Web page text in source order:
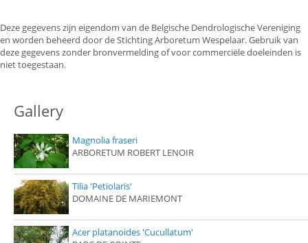
Deze gegevens zijn eigendom van de Belgische Dendrologische Vereniging
en worden beheerd door de Stichting Arboretum Wespelaar. Gebruik van
deze gegevens zonder bronvermelding of voor commerciële doeleinden is
niet toegestaan.
Gallery
Magnolia fraseri
ARBORETUM ROBERT LENOIR
Tilia 'Petiolaris'
DOMAINE DE MARIEMONT
Acer platanoides 'Cucullatum'